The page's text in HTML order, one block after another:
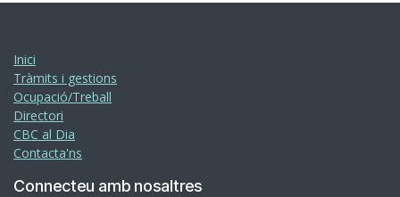
Inici
Tràmits i gestions
Ocupació/Treball
Directori
CBC al Dia
Contacta'ns
Connecteu amb nosaltres